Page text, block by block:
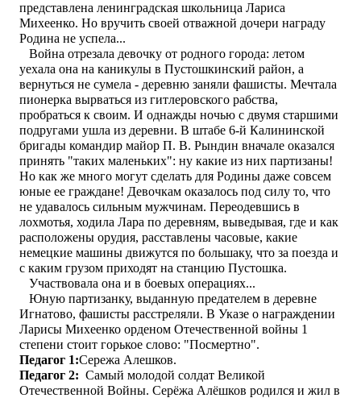
представлена ленинградская школьница Лариса
Михеенко. Но вручить своей отважной дочери награду
Родина не успела...
Война отрезала девочку от родного города: летом
уехала она на каникулы в Пустошкинский район, а
вернуться не сумела - деревню заняли фашисты. Мечтала
пионерка вырваться из гитлеровского рабства,
пробраться к своим. И однажды ночью с двумя старшими
подругами ушла из деревни. В штабе 6-й Калининской
бригады командир майор П. В. Рындин вначале оказался
принять "таких маленьких": ну какие из них партизаны!
Но как же много могут сделать для Родины даже совсем
юные ее граждане! Девочкам оказалось под силу то, что
не удавалось сильным мужчинам. Переодевшись в
лохмотья, ходила Лара по деревням, выведывая, где и как
расположены орудия, расставлены часовые, какие
немецкие машины движутся по большаку, что за поезда и
с каким грузом приходят на станцию Пустошка.
Участвовала она и в боевых операциях...
Юную партизанку, выданную предателем в деревне
Игнатово, фашисты расстреляли. В Указе о награждении
Ларисы Михеенко орденом Отечественной войны 1
степени стоит горькое слово: "Посмертно".
Педагог 1:Сережа Алешков.
Педагог 2: Самый молодой солдат Великой
Отечественной Войны. Серёжа Алёшков родился и жил в